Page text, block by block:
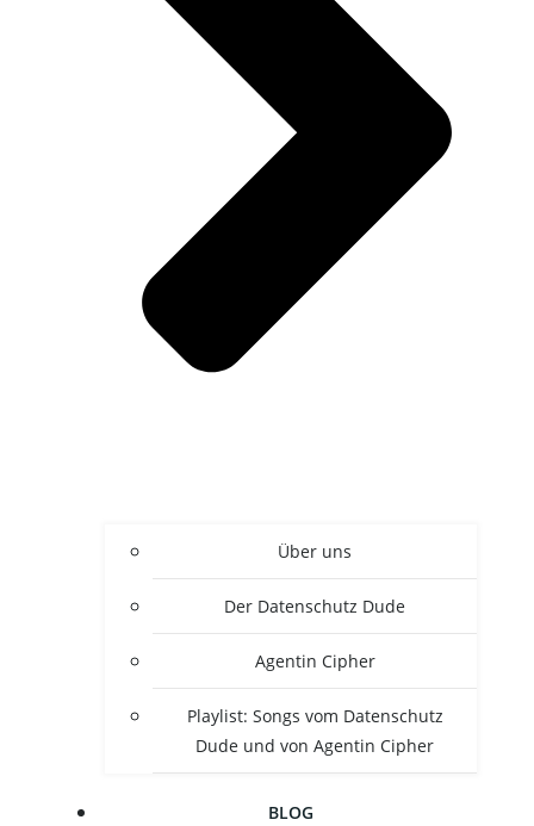
Über uns
Der Daten­schutz Dude
Agen­tin Cipher
Play­list: Songs vom Daten­schutz
Dude und von Agen­tin Cipher
BLOG